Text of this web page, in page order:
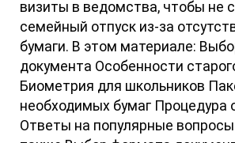
визиты в ведомства, чтобы не
семейный отпуск из-за
бумаги. В этом материале:
документа Особенности
Биометрия для школьников
необходимых бумаг Процедура
Ответы на популярные